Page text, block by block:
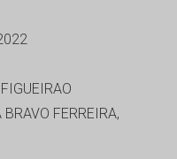
FERREIRA,